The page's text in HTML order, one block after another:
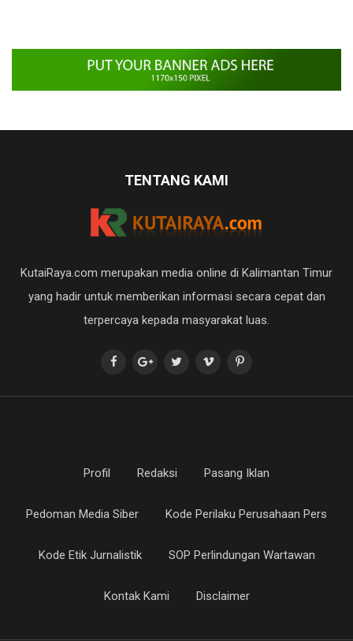
TENTANG KAMI
KutaiRaya.com merupakan media online di Kalimantan Timur
yang hadir untuk memberikan informasi secara cepat dan
terpercaya kepada masyarakat luas.
Profil Redaksi Pasang Iklan
Pedoman Media Siber Kode Perilaku Perusahaan Pers
Kode Etik Jurnalistik SOP Perlindungan Wartawan
Kontak Kami Disclaimer